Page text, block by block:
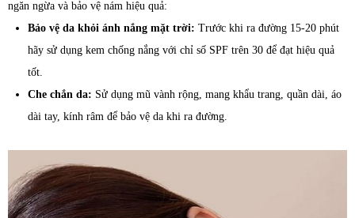
ngăn ngừa và bảo vệ nám hiệu quả:
Bảo vệ da khỏi ánh nắng mặt trời: Trước khi ra đường 15-20 phút
hãy sử dụng kem chống nắng với chỉ số SPF trên 30 để đạt hiệu quả
tốt.
Che chắn da: Sử dụng mũ vành rộng, mang khẩu trang, quần dài, áo
dài tay, kính râm để bảo vệ da khi ra đường.